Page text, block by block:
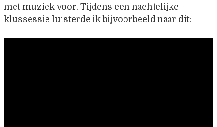
met muziek voor. Tijdens een nachtelijke
klussessie luisterde ik bijvoorbeeld naar dit: